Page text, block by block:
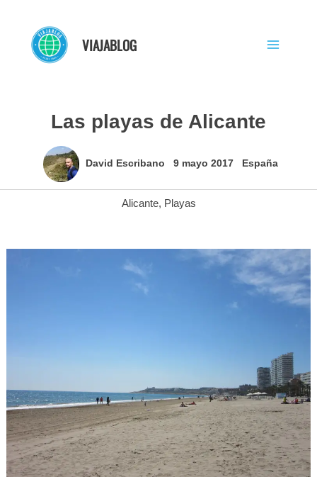
contenido
VIAJABLOG
Las playas de Alicante
David Escribano 9 mayo 2017 España
Alicante, Playas